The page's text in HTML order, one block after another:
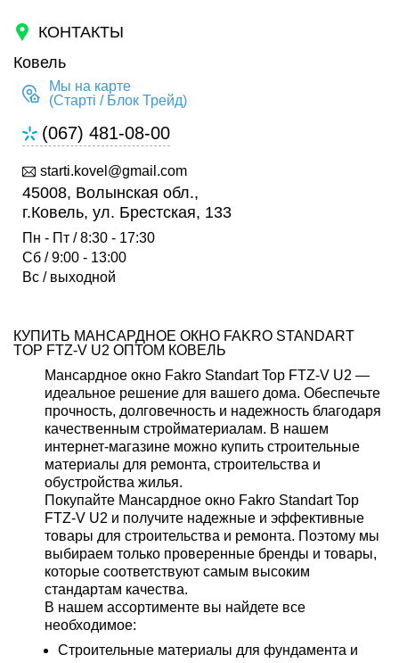
КОНТАКТЫ
Ковель
Мы на карте
(Старті / Блок Трейд)
(067) 481-08-00
starti.kovel@gmail.com
45008, Волынская обл.,
г.Ковель, ул. Брестская, 133
Пн - Пт / 8:30 - 17:30
Сб / 9:00 - 13:00
Вс / выходной
КУПИТЬ МАНСАРДНОЕ ОКНО FAKRO STANDART
TOP FTZ-V U2 ОПТОМ КОВЕЛЬ
Мансардное окно Fakro Standart Top FTZ-V U2 —
идеальное решение для вашего дома. Обеспечьте
прочность, долговечность и надежность благодаря
качественным стройматериалам. В нашем
интернет-магазине можно купить строительные
материалы для ремонта, строительства и
обустройства жилья.
Покупайте Мансардное окно Fakro Standart Top
FTZ-V U2 и получите надежные и эффективные
товары для строительства и ремонта. Поэтому мы
выбираем только проверенные бренды и товары,
которые соответствуют самым высоким
стандартам качества.
В нашем ассортименте вы найдете все
необходимое:
Строительные материалы для фундамента и